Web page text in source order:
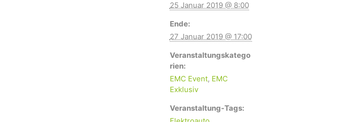
25 Januar 2019 @ 8:00
Ende:
27 Januar 2019 @ 17:00
Veranstaltungskatego
rien:
EMC Event, EMC
Exklusiv
Veranstaltung-Tags: